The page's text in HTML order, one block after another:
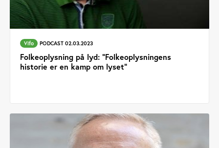
Vifo PODCAST 02.03.2023
Folkeoplysning på lyd: "Folkeoplysningens
historie er en kamp om lyset”